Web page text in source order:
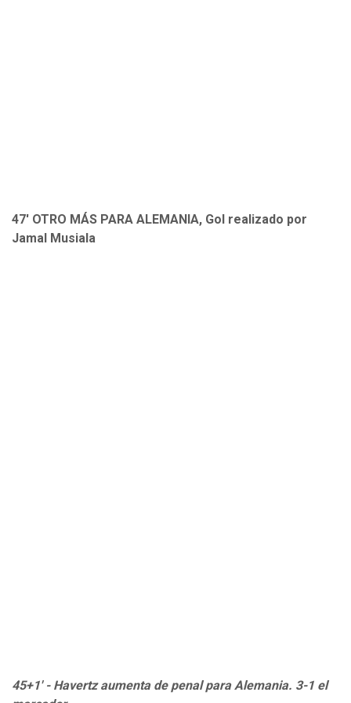
47' OTRO MÁS PARA ALEMANIA, Gol realizado por
Jamal Musiala
45+1' - Havertz aumenta de penal para Alemania. 3-1 el